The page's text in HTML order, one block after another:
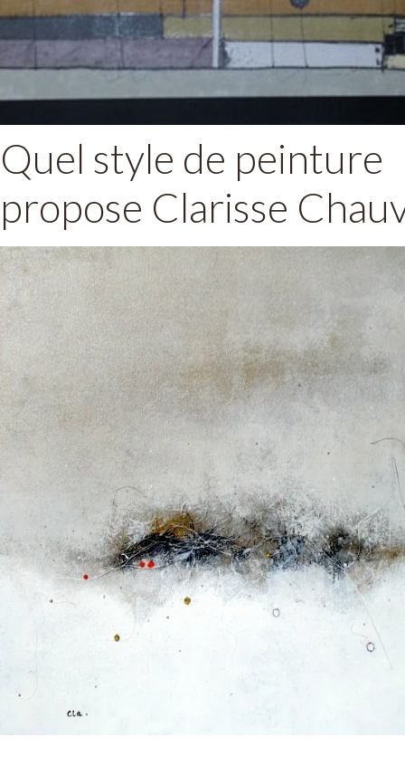
Caractéristiques principales :
• Couleurs vives et harmonies
• Effets de matière et reliefs
Quel style de peinture
propose Clarisse